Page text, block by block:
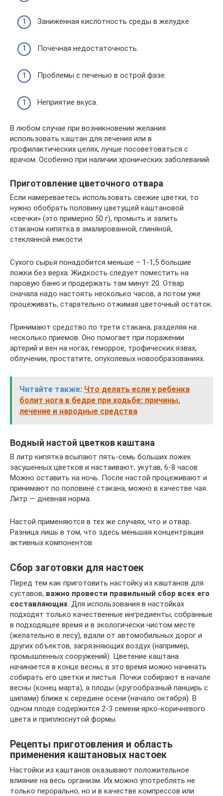
Заниженная кислотность среды в желудке.
Почечная недостаточность.
Проблемы с печенью в острой фазе.
Неприятие вкуса.
В любом случае при возникновении желания
использовать каштан для лечения или в
профилактических целях, лучше посоветоваться с
врачом. Особенно при наличии хронических заболеваний.
Приготовление цветочного отвара
Если намереваетесь использовать свежие цветки, то
нужно обобрать половину цветущей каштановой
«свечки» (это примерно 50 г), промыть и залить
стаканом кипятка в эмалированной, глиняной,
стеклянной емкости.
Сухого сырья понадобится меньше – 1-1,5 большие
ложки без верха. Жидкость следует поместить на
паровую баню и продержать там минут 20. Отвар
сначала надо настоять несколько часов, а потом уже
процеживать, старательно отжимая цветочный остаток.
Принимают средство по трети стакана, разделяя на
несколько приемов. Оно помогает при поражении
артерий и вен на ногах, геморрое, трофических язвах,
облучении, простатите, опухолевых новообразованиях.
Читайте также: Что делать если у ребенка
болит нога в бедре при ходьбе: причины,
лечение и народные средства
Водный настой цветков каштана
В литр кипятка всыпают пять-семь больших ложек
засушенных цветков и настаивают, укутав, 6-8 часов.
Можно оставить на ночь. После настой процеживают и
принимают по половине стакана, можно в качестве чая.
Литр — дневная норма.
Настой применяются в тех же случаях, что и отвар.
Разница лишь в том, что здесь меньшая концентрация
активных компонентов.
Сбор заготовки для настоек
Перед тем как приготовить настойку из каштанов для
суставов, важно провести правильный сбор всех его
составляющих . Для использования в настойках
подходят только качественные ингредиенты, собранные
в подходящее время и в экологически чистом месте
(желательно в лесу), вдали от автомобильных дорог и
других объектов, загрязняющих воздух (например,
промышленных сооружений). Цветение каштана
начинается в конце весны; в это время можно начинать
собирать его цветки и листья. Почки собирают в начале
весны (конец марта), а плоды (кругообразный панцирь с
шипами) ближе к середине осени (начало октября). В
одном плоде содержится 2-3 семени ярко-коричневого
цвета и приплюснутой формы.
Рецепты приготовления и область
применения каштановых настоек
Настойки из каштанов оказывают положительное
влияние на весь организм. Их можно употреблять не
только перорально, но и в качестве компрессов или